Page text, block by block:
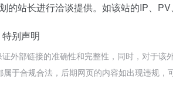
站长进行洽谈提供。如该站的IP、PV
特别声明
外部链接的准确性和完整性，同时，对于该
于合规合法，后期网页的内容如出现违规，